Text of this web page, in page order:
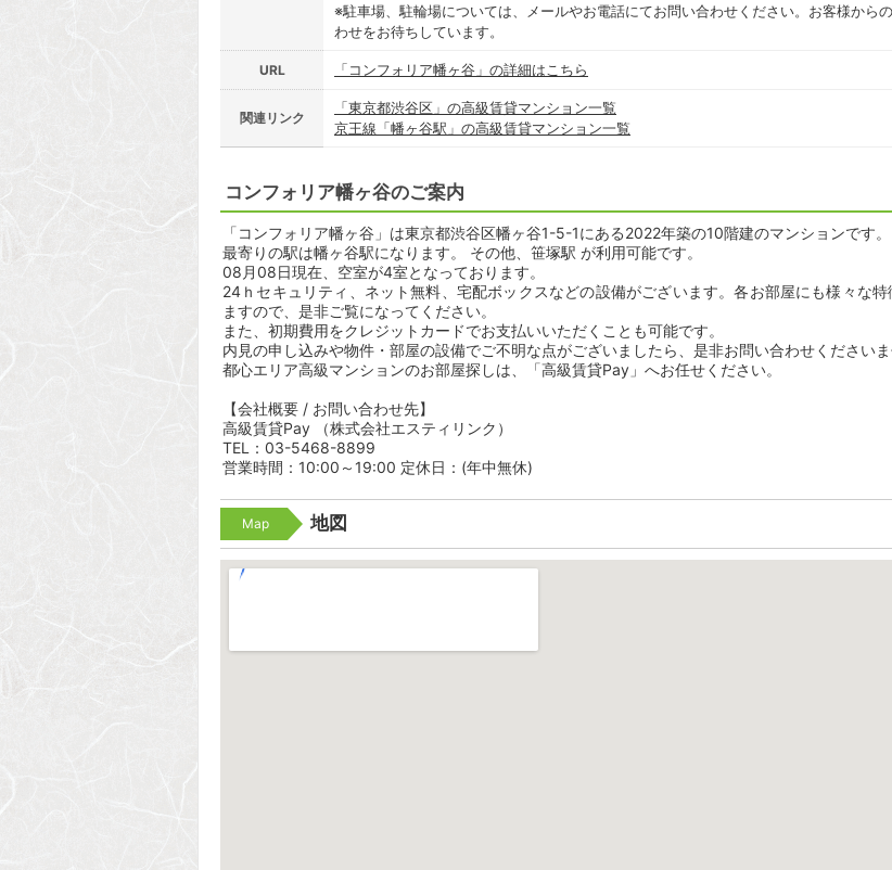
※駐車場、駐輪場については、メールやお電話にてお問い合わせください。お客様から
わせをお待ちしています。
URL 「コンフォリア幡ヶ谷」の詳細はこちら
関連リンク
「東京都渋谷区」の高級賃貸マンション一覧
京王線「幡ヶ谷駅」の高級賃貸マンション一覧
コンフォリア幡ヶ谷のご案内
「コンフォリア幡ヶ谷」は東京都渋谷区幡ヶ谷1-5-1にある2022年築の10階建のマンションです。
最寄りの駅は幡ヶ谷駅になります。 その他、笹塚駅 が利用可能です。
08月08日現在、空室が4室となっております。
24ｈセキュリティ、ネット無料、宅配ボックスなどの設備がございます。各お部屋にも様々な
ますので、是非ご覧になってください。
また、初期費用をクレジットカードでお支払いいただくことも可能です。
内見の申し込みや物件・部屋の設備でご不明な点がございましたら、是非お問い合わせくださいま
都心エリア高級マンションのお部屋探しは、「高級賃貸Pay」へお任せください。
【会社概要 / お問い合わせ先】
高級賃貸Pay （株式会社エスティリンク）
TEL：03-5468-8899
営業時間：10:00～19:00 定休日：(年中無休)
Map 地図